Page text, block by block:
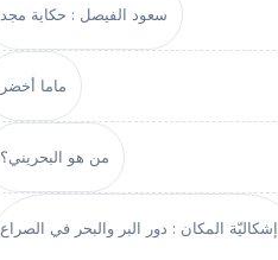
سعود الفيصل : حكاية مجد
ماما أخضر
من هو البحريني؟
إشكاليّة المكان : دور البر والبحر في الصراع